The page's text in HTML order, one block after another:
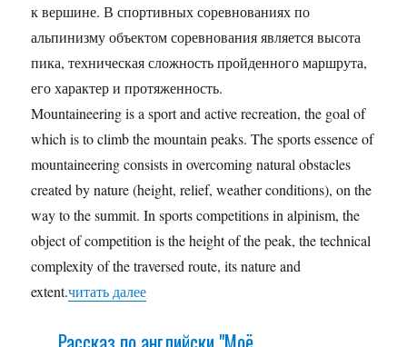
к вершине. В спортивных соревнованиях по
альпинизму объектом соревнования является высота
пика, техническая сложность пройденного маршрута,
его характер и протяженность.
Mountaineering is a sport and active recreation, the goal of
which is to climb the mountain peaks. The sports essence of
mountaineering consists in overcoming natural obstacles
created by nature (height, relief, weather conditions), on the
way to the summit. In sports competitions in alpinism, the
object of competition is the height of the peak, the technical
complexity of the traversed route, its nature and
extent.читать далее